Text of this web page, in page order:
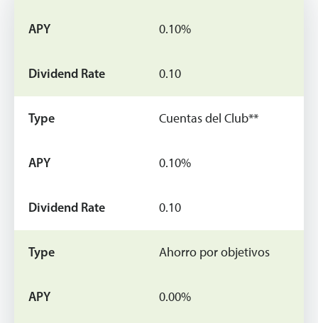
0.10%
0.10
Cuentas del Club**
0.10%
0.10
Ahorro por objetivos
0.00%